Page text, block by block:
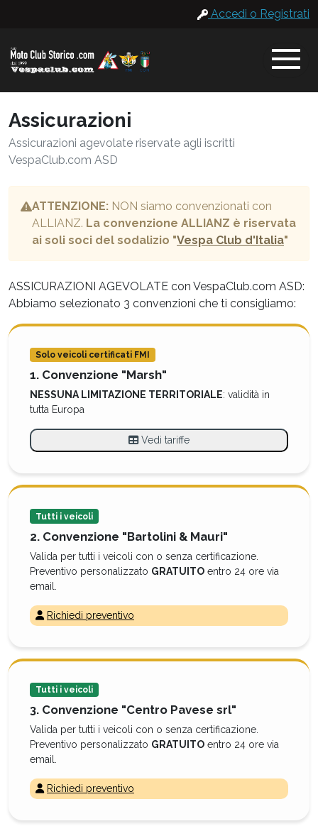
Accedi o Registrati
Assicurazioni
Assicurazioni agevolate riservate agli iscritti
VespaClub.com ASD
ATTENZIONE: NON siamo convenzionati con
ALLIANZ. La convenzione ALLIANZ è riservata
ai soli soci del sodalizio "Vespa Club d'Italia"
ASSICURAZIONI AGEVOLATE con VespaClub.com ASD:
Abbiamo selezionato 3 convenzioni che ti consigliamo:
Solo veicoli certificati FMI
1. Convenzione "Marsh"
NESSUNA LIMITAZIONE TERRITORIALE: validità in
tutta Europa
Vedi tariffe
Tutti i veicoli
2. Convenzione "Bartolini & Mauri"
Valida per tutti i veicoli con o senza certificazione.
Preventivo personalizzato GRATUITO entro 24 ore via
email.
Richiedi preventivo
Tutti i veicoli
3. Convenzione "Centro Pavese srl"
Valida per tutti i veicoli con o senza certificazione.
Preventivo personalizzato GRATUITO entro 24 ore via
email.
Richiedi preventivo